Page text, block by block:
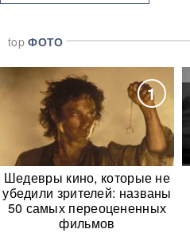
topФОТО
1
Шедевры кино, которые не
убедили зрителей: названы
50 самых переоцененных
фильмов